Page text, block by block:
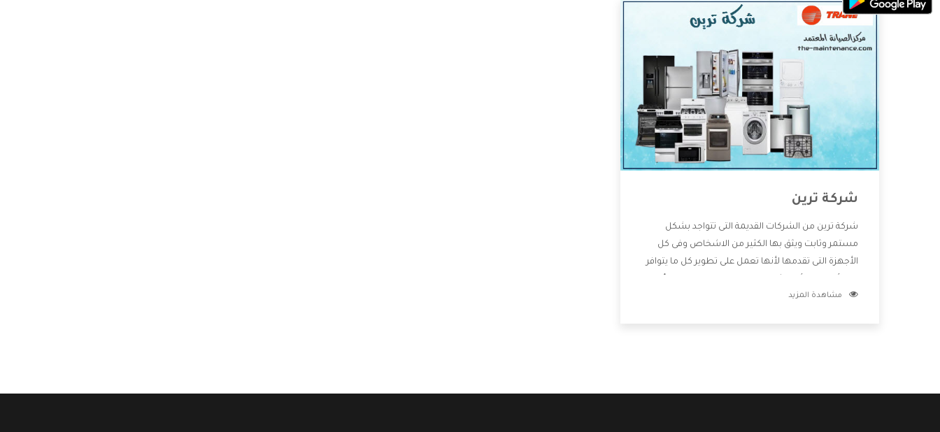
شركة ترين
شركة ترين من الشركات القديمة التى تتواجد بشكل
مستمر وثابت ويثق بها الكثير من الاشخاص وفى كل
الأجهزة التى تقدمها لأنها تعمل على تطوير كل ما يتوافر
خدمات ما بعد البيع مع المنتجات وتقدم للعملاء أقوى
مشاهدة المزيد